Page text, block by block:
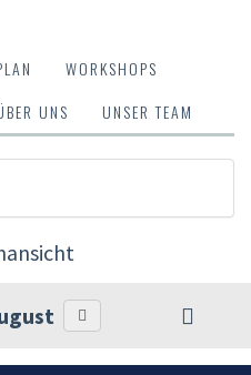
WORKSHOPS
UNS UNSER TEAM